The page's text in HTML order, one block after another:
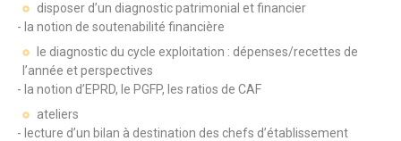
disposer d’un diagnostic patrimonial et financier
- la notion de soutenabilité financière
le diagnostic du cycle exploitation : dépenses/recettes de
l’année et perspectives
- la notion d’EPRD, le PGFP, les ratios de CAF
ateliers
- lecture d’un bilan à destination des chefs d’établissement